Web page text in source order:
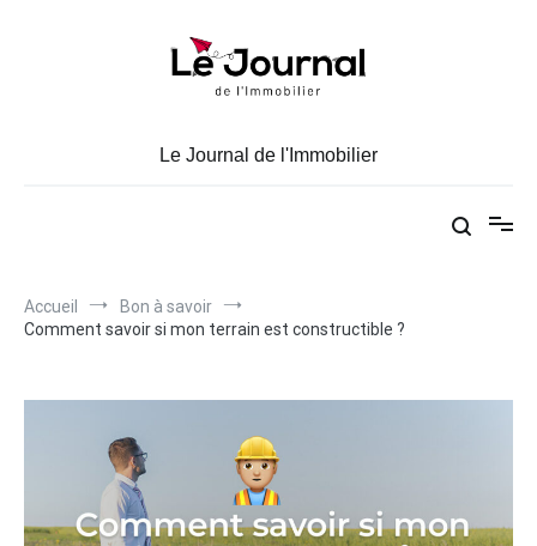
Le Journal de l'Immobilier
Accueil
Bon à savoir
Comment savoir si mon terrain est constructible ?